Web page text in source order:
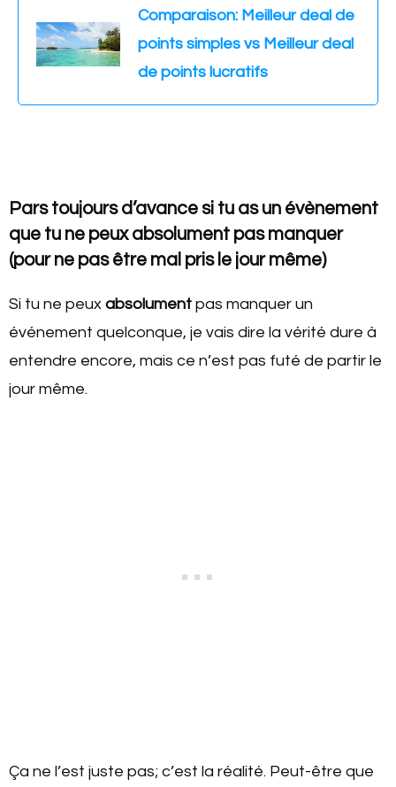
Comparaison: Meilleur deal de
points simples vs Meilleur deal
de points lucratifs
Pars toujours d’avance si tu as un évènement
que tu ne peux absolument pas manquer
(pour ne pas être mal pris le jour même)
Si tu ne peux absolument pas manquer un
événement quelconque, je vais dire la vérité dure à
entendre encore, mais ce n’est pas futé de partir le
jour même.
Ça ne l’est juste pas; c’est la réalité. Peut-être que